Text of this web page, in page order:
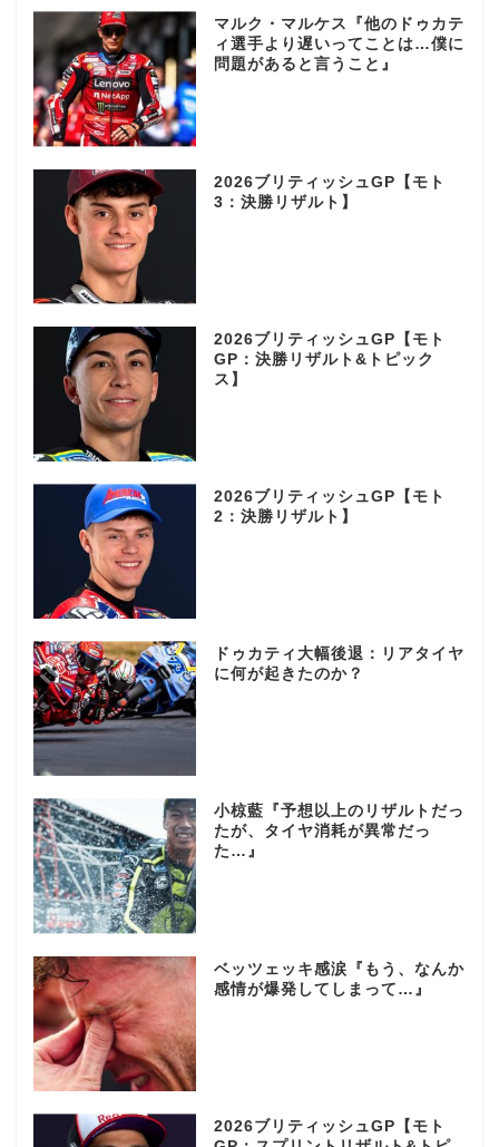
マルク・マルケス『他のドゥカテ
ィ選手より遅いってことは…僕に
問題があると言うこと』
2026ブリティッシュGP【モト
3：決勝リザルト】
2026ブリティッシュGP【モト
GP：決勝リザルト&トピック
ス】
2026ブリティッシュGP【モト
2：決勝リザルト】
ドゥカティ大幅後退：リアタイヤ
に何が起きたのか？
小椋藍『予想以上のリザルトだっ
たが、タイヤ消耗が異常だっ
た…』
ベッツェッキ感涙『もう、なんか
感情が爆発してしまって…』
2026ブリティッシュGP【モト